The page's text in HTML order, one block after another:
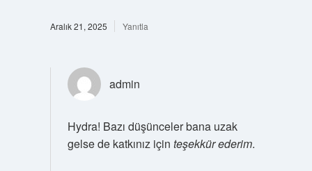
Aralık 21, 2025 Yanıtla
admin
Hydra! Bazı düşünceler bana uzak
gelse de katkınız için teşekkür ederim.